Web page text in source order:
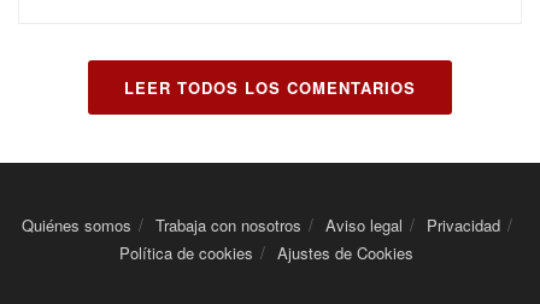
LEER TODOS LOS COMENTARIOS
Quiénes somos Trabaja con nosotros Aviso legal
Privacidad
Política de cookies
Ajustes de Cookies